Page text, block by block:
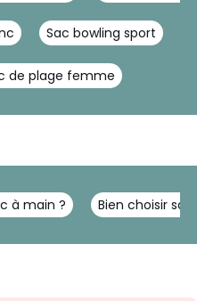
Sac bowling sport
de plage femme
à main ? Bien choisir sa